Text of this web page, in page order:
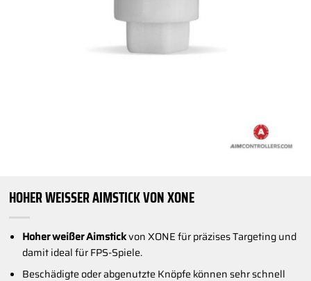
HOHER WEISSER AIMSTICK VON XONE
Hoher weißer Aimstickvon XONE für präzises Targeting und
damit ideal für FPS-Spiele.
Beschädigte oder abgenutzte Knöpfe können sehr schnell